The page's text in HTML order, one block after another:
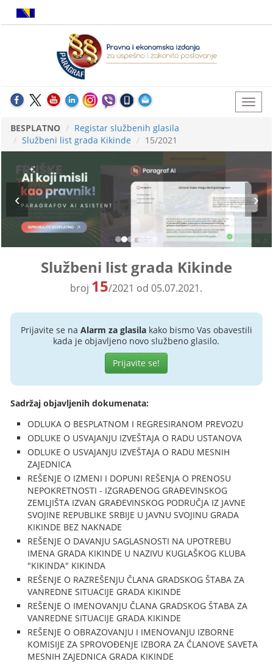
BESPLATNO
Registar službenih glasila
Službeni list grada Kikinde
15/2021
Službeni list grada Kikinde
broj 15/2021 od 05.07.2021.
Prijavite se na Alarm za glasilakako bismo Vas obavestili
kada je objavljeno novo službeno glasilo.
Prijavite se!
Sadržaj objavljenih dokumenata:
ODLUKA O BESPLATNOM I REGRESIRANOM PREVOZU
ODLUKE O USVAJANJU IZVEŠTAJA O RADU USTANOVA
ODLUKE O USVAJANJU IZVEŠTAJA O RADU MESNIH
ZAJEDNICA
REŠENJE O IZMENI I DOPUNI REŠENJA O PRENOSU
NEPOKRETNOSTI - IZGRAĐENOG GRAĐEVINSKOG
ZEMLJIŠTA IZVAN GRAĐEVINSKOG PODRUČJA IZ JAVNE
SVOJINE REPUBLIKE SRBIJE U JAVNU SVOJINU GRADA
KIKINDE BEZ NAKNADE
REŠENJE O DAVANJU SAGLASNOSTI NA UPOTREBU
IMENA GRADA KIKINDE U NAZIVU KUGLAŠKOG KLUBA
"KIKINDA" KIKINDA
REŠENJE O RAZREŠENJU ČLANA GRADSKOG ŠTABA ZA
VANREDNE SITUACIJE GRADA KIKINDE
REŠENJE O IMENOVANJU ČLANA GRADSKOG ŠTABA ZA
VANREDNE SITUACIJE GRADA KIKINDE
REŠENJE O OBRAZOVANJU I IMENOVANJU IZBORNE
KOMISIJE ZA SPROVOĐENJE IZBORA ZA ČLANOVE SAVETA
MESNIH ZAJEDNICA GRADA KIKINDE